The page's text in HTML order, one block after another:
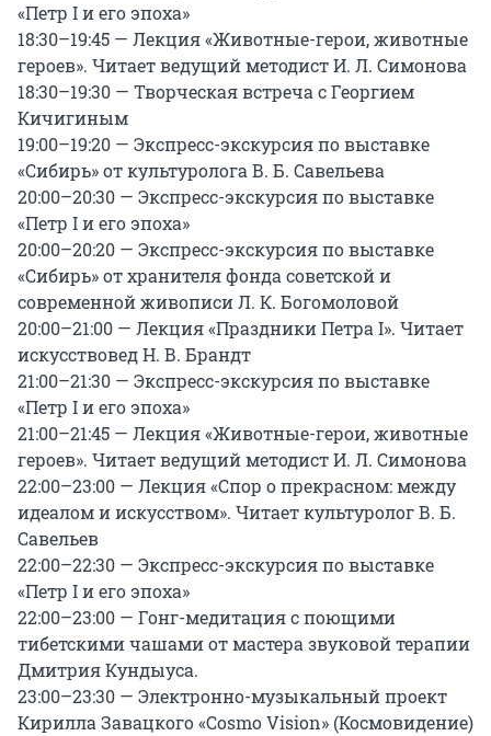
«Петр I и его эпоха»
18:30–19:45 — Лекция «Животные-герои, животные
героев». Читает ведущий методист И. Л. Симонова
18:30–19:30 — Творческая встреча с Георгием
Кичигиным
19:00–19:20 — Экспресс-экскурсия по выставке
«Сибирь» от культуролога В. Б. Савельева
20:00–20:30 — Экспресс-экскурсия по выставке
«Петр I и его эпоха»
20:00–20:20 — Экспресс-экскурсия по выставке
«Сибирь» от хранителя фонда советской и
современной живописи Л. К. Богомоловой
20:00–21:00 — Лекция «Праздники Петра I». Читает
искусствовед Н. В. Брандт
21:00–21:30 — Экспресс-экскурсия по выставке
«Петр I и его эпоха»
21:00–21:45 — Лекция «Животные-герои, животные
героев». Читает ведущий методист И. Л. Симонова
22:00–23:00 — Лекция «Спор о прекрасном: между
идеалом и искусством». Читает культуролог В. Б.
Савельев
22:00–22:30 — Экспресс-экскурсия по выставке
«Петр I и его эпоха»
22:00–23:00 — Гонг-медитация с поющими
тибетскими чашами от мастера звуковой терапии
Дмитрия Кундыуса.
23:00–23:30 — Электронно-музыкальный проект
Кирилла Завацкого «Cosmo Vision» (Космовидение)